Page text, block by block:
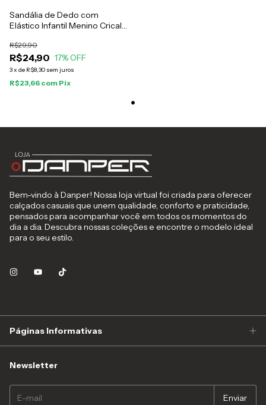
Sandália de Dedo com
Elástico Infantil Menino Crical
R$24,90
R$29,90
17% OFF
3x de R$8,30 sem juros
R$23,66 com Pix
Bem-vindo à Danper! Nossa loja virtual foi criada para oferecer
calçados casuais que unem qualidade, conforto e praticidade,
pensados para acompanhar você em todos os momentos do
dia a dia. Descubra nossas coleções e encontre o modelo ideal
para o seu estilo.
Páginas Informativas
Newsletter